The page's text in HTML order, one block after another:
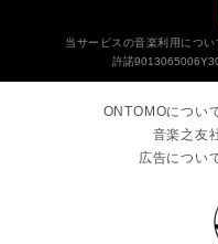
当サービスの音楽利用につ
許諾
ONTOMOについ
音楽之友
広告につい